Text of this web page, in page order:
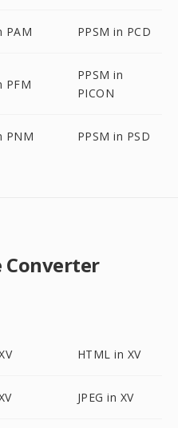
PAM PPSM in PCD
PFM
PPSM in
PICON
PNM PPSM in PSD
Converter
HTML in XV
JPEG in XV